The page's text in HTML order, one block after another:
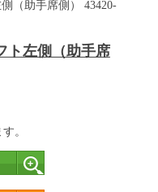
ト左側（助手席
。